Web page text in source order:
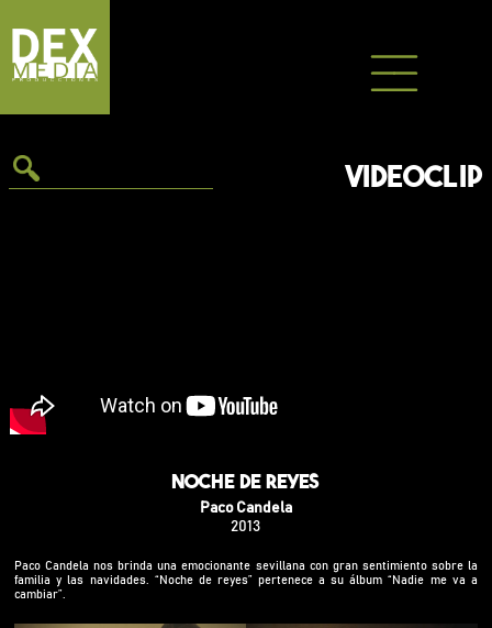
contenido
VIDEOCLIP
Noche de reyes
Paco Candela
2013
Paco Candela nos brinda una emocionante sevillana con gran sentimiento sobre la
familia y las navidades. “Noche de reyes” pertenece a su álbum “Nadie me va a
cambiar”.